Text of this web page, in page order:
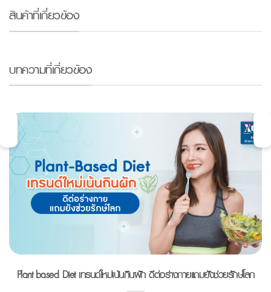
สินค้าที่เกี่ยวข้อง
บทความที่เกี่ยวข้อง
Plant-based Diet เทรนด์ใหม่เน้นกินผัก ดีต่อร่างกายแถมยังช่วยรักษ์โลก